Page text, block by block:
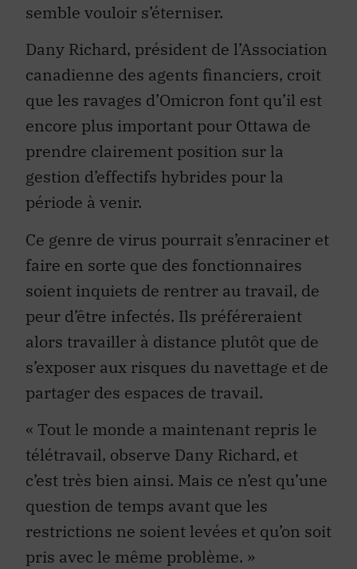
semble vouloir s’éterniser.
Dany Richard, président de l’Association
canadienne des agents financiers, croit
que les ravages d’Omicron font qu’il est
encore plus important pour Ottawa de
prendre clairement position sur la
gestion d’effectifs hybrides pour la
période à venir.
Ce genre de virus pourrait s’enraciner et
faire en sorte que des fonctionnaires
soient inquiets de rentrer au travail, de
peur d’être infectés. Ils préféreraient
alors travailler à distance plutôt que de
s’exposer aux risques du navettage et de
partager des espaces de travail.
« Tout le monde a maintenant repris le
télétravail, observe Dany Richard, et
c’est très bien ainsi. Mais ce n’est qu’une
question de temps avant que les
restrictions ne soient levées et qu’on soit
pris avec le même problème. »